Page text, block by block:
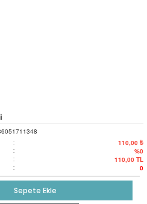
: 110,00 ₺
: %0
: 110,00 TL
: 0
Sepete Ekle